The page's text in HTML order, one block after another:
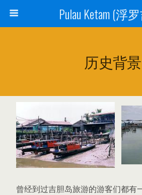
Pulau Ketam (浮
历史背景
曾经到过吉胆岛旅游的游客们都有